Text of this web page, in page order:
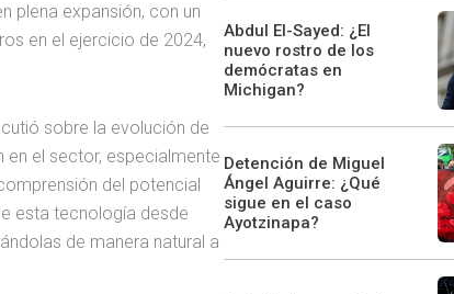
plena expansión, con un
en el ejercicio de 2024,
sobre la evolución de
en el sector, especialmente
del potencial
esta tecnología desde
de manera natural a
Abdul El-Sayed: ¿El
nuevo rostro de los
demócratas en
Michigan?
Detención de Miguel
Ángel Aguirre: ¿Qué
sigue en el caso
Ayotzinapa?